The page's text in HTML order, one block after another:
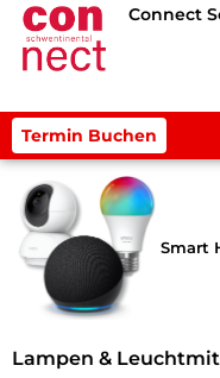
Connect
Termin Buchen
Smart
Lampen &